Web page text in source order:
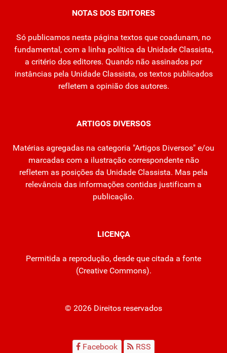
NOTAS DOS EDITORES
Só publicamos nesta página textos que coadunam, no
fundamental, com a linha política da Unidade Classista,
a critério dos editores. Quando não assinados por
instâncias pela Unidade Classista, os textos publicados
refletem a opinião dos autores.
ARTIGOS DIVERSOS
Matérias agregadas na categoria "Artigos Diversos" e/ou
marcadas com a ilustração correspondente não
refletem as posições da Unidade Classista. Mas pela
relevância das informações contidas justificam a
publicação.
LICENÇA
Permitida a reprodução, desde que citada a fonte
(Creative Commons).
© 2026 Direitos reservados
Facebook RSS